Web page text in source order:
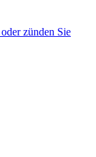
zünden Sie